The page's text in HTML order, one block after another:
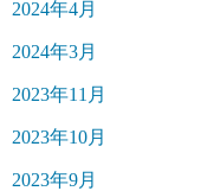
2024年4月
2024年3月
2023年11月
2023年10月
2023年9月